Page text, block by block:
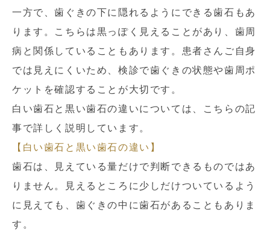
一方で、歯ぐきの下に隠れるようにできる歯石もあ
ります。こちらは黒っぽく見えることがあり、歯周
病と関係していることもあります。患者さんご自身
では見えにくいため、検診で歯ぐきの状態や歯周ポ
ケットを確認することが大切です。
白い歯石と黒い歯石の違いについては、こちらの記
事で詳しく説明しています。
【白い歯石と黒い歯石の違い】
歯石は、見えている量だけで判断できるものではあ
りません。見えるところに少しだけついているよう
に見えても、歯ぐきの中に歯石があることもありま
す。